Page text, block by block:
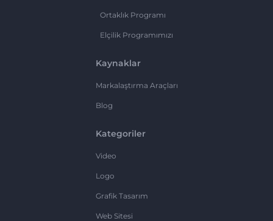
Ortaklık Programı
Elçilik Programımızı
Kaynaklar
Markalaştırma Araçları
Blog
Kategoriler
Video
Logo
Grafik Tasarım
Web Sitesi